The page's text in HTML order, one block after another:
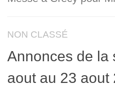
NON CLASSÉ
Annonces de la
aout au 23 aout